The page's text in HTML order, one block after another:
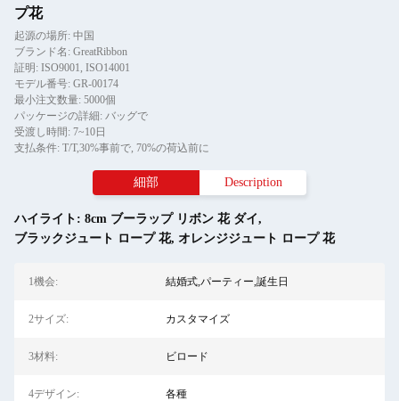
プ花
起源の場所: 中国
ブランド名: GreatRibbon
証明: ISO9001, ISO14001
モデル番号: GR-00174
最小注文数量: 5000個
パッケージの詳細: バッグで
受渡し時間: 7~10日
支払条件: T/T,30%事前で, 70%の荷込前に
細部 Description
ハイライト: 8cm ブーラップ リボン 花 ダイ,
ブラックジュート ロープ 花, オレンジジュート ロープ 花
1機会: 結婚式,パーティー,誕生日
2サイズ: カスタマイズ
3材料: ビロード
4デザイン: 各種